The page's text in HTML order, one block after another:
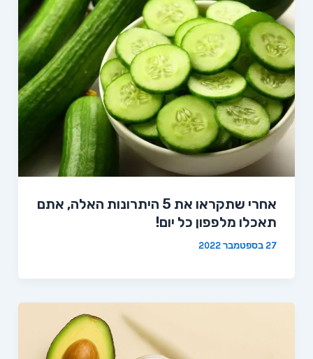
אחרי שתקראו את 5 היתרונות האלה, אתם
תאכלו מלפפון כל יום!
27 בספטמבר 2022